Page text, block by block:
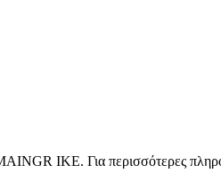
ΙΚΕ. Για περισσότερες